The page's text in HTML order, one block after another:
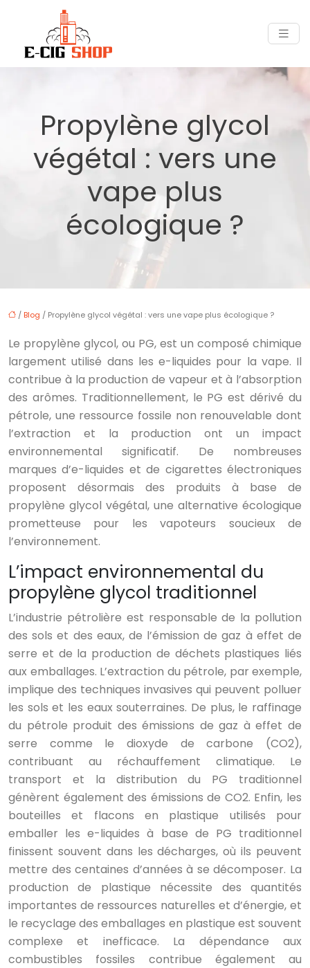
Propylène glycol
végétal : vers une
vape plus
écologique ?
/ Blog / Propylène glycol végétal : vers une vape plus écologique ?
Le propylène glycol, ou PG, est un composé chimique
largement utilisé dans les e-liquides pour la vape. Il
contribue à la production de vapeur et à l’absorption
des arômes. Traditionnellement, le PG est dérivé du
pétrole, une ressource fossile non renouvelable dont
l’extraction et la production ont un impact
environnemental significatif. De nombreuses
marques d’e-liquides et de cigarettes électroniques
proposent désormais des produits à base de
propylène glycol végétal, une alternative écologique
prometteuse pour les vapoteurs soucieux de
l’environnement.
L’impact environnemental du
propylène glycol traditionnel
L’industrie pétrolière est responsable de la pollution
des sols et des eaux, de l’émission de gaz à effet de
serre et de la production de déchets plastiques liés
aux emballages. L’extraction du pétrole, par exemple,
implique des techniques invasives qui peuvent polluer
les sols et les eaux souterraines. De plus, le raffinage
du pétrole produit des émissions de gaz à effet de
serre comme le dioxyde de carbone (CO2),
contribuant au réchauffement climatique. Le
transport et la distribution du PG traditionnel
génèrent également des émissions de CO2. Enfin, les
bouteilles et flacons en plastique utilisés pour
emballer les e-liquides à base de PG traditionnel
finissent souvent dans les décharges, où ils peuvent
mettre des centaines d’années à se décomposer. La
production de plastique nécessite des quantités
importantes de ressources naturelles et d’énergie, et
le recyclage des emballages en plastique est souvent
complexe et inefficace. La dépendance aux
combustibles fossiles contribue également au